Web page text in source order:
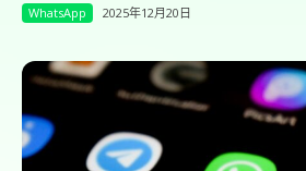
WhatsApp 2025年12月20日